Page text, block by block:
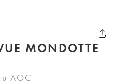
MONDOTTE
AOC